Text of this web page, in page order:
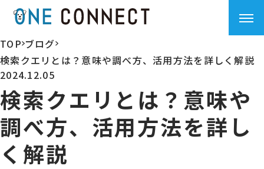
TOP>ブログ>
検索クエリとは？意味や調べ方、活用方法を詳しく解説
2024.12.05
検索クエリとは？意味や
調べ方、活用方法を詳し
く解説